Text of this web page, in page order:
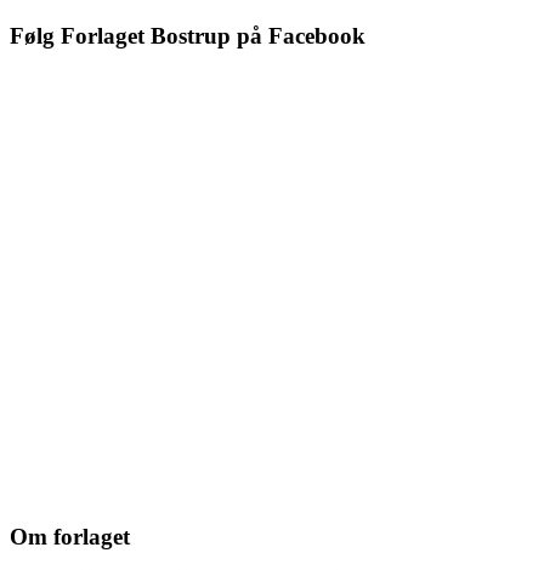
Følg Forlaget Bostrup på Facebook
Om forlaget